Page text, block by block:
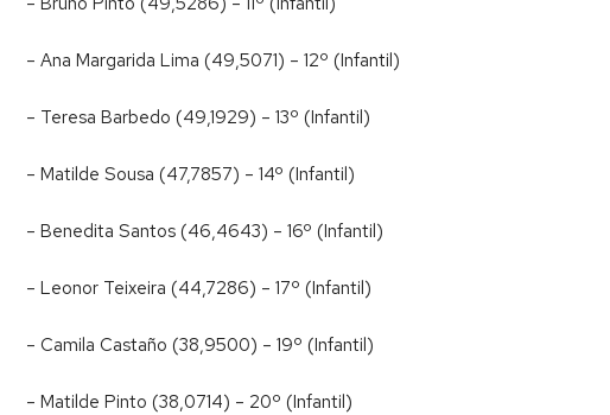
– Ana Margarida Lima (49,5071) – 12º (Infantil)
– Teresa Barbedo (49,1929) – 13º (Infantil)
– Matilde Sousa (47,7857) – 14º (Infantil)
– Benedita Santos (46,4643) – 16º (Infantil)
– Leonor Teixeira (44,7286) – 17º (Infantil)
– Camila Castaño (38,9500) – 19º (Infantil)
– Matilde Pinto (38,0714) – 20º (Infantil)